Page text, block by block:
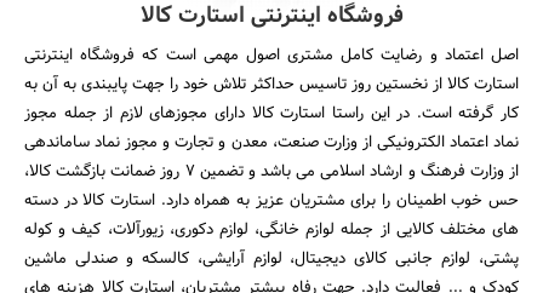
فروشگاه اینترنتی استارت کالا
اصل اعتماد و رضایت کامل مشتری اصول مهمی است که فروشگاه اینترنتی
استارت کالا از نخستین روز تاسیس حداکثر تلاش خود را جهت پایبندی به آن به
کار گرفته است. در این راستا استارت کالا دارای مجوزهای لازم از جمله مجوز
نماد اعتماد الکترونیکی از وزارت صنعت، معدن و تجارت و مجوز نماد ساماندهی
از وزارت فرهنگ و ارشاد اسلامی می باشد و تضمین 7 روز ضمانت بازگشت کالا،
حس خوب اطمینان را برای مشتریان عزیز به همراه دارد. استارت کالا در دسته
های مختلف کالایی از جمله لوازم خانگی، لوازم دکوری، زیورآلات، کیف و کوله
پشتی، لوازم جانبی کالای دیجیتال، لوازم آرایشی، کالسکه و صندلی ماشین